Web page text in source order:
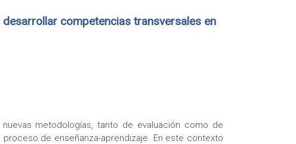
competencias transversales en
metodologías, tanto de evaluación como de
de enseñanza-aprendizaje. En este contexto